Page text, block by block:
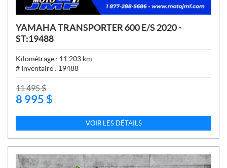
YAMAHA TRANSPORTER 600 E/S 2020 -
ST:19488
Kilométrage : 11 203 km
# Inventaire : 19488
P
R
11 495$
8 995 $
VOIR LES DÉTAILS